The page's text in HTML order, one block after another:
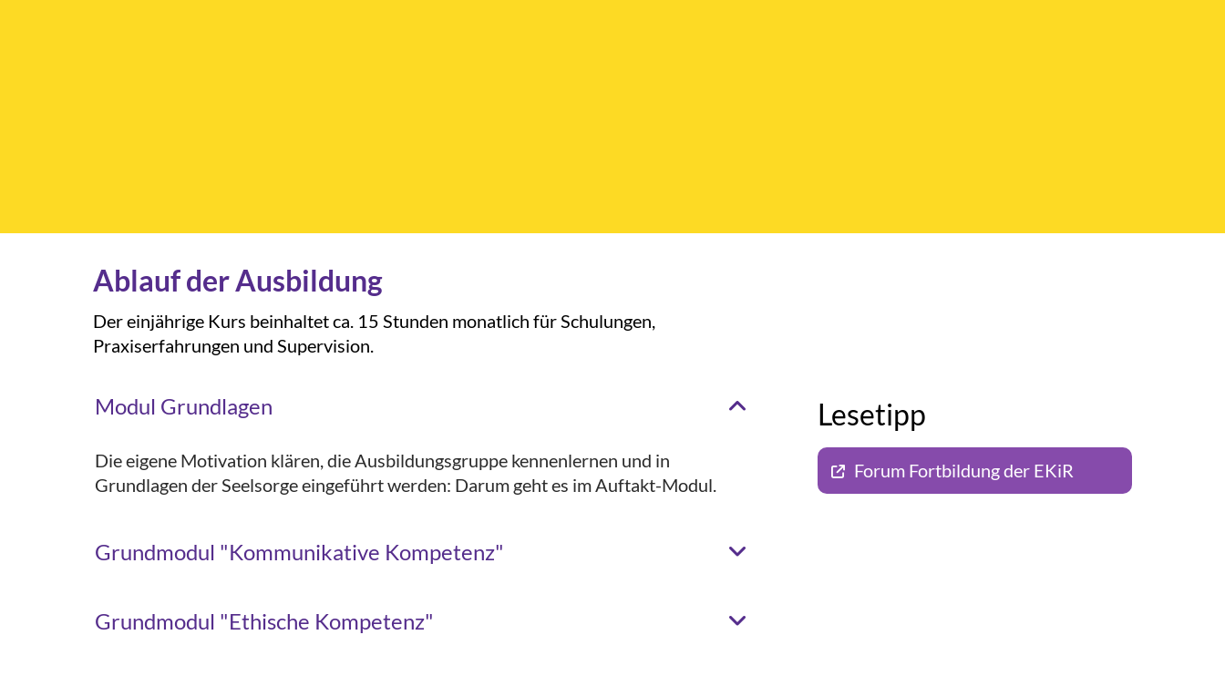
Ablauf der Ausbildung
Der einjährige Kurs beinhaltet ca. 15 Stunden monatlich für Schulungen,
Praxiserfahrungen und Supervision.
Modul Grundlagen
Die eigene Motivation klären, die Ausbildungsgruppe kennenlernen und in
Grundlagen der Seelsorge eingeführt werden: Darum geht es im Auftakt-Modul.
Grundmodul "Kommunikative Kompetenz"
Grundmodul "Ethische Kompetenz"
Lesetipp
Forum Fortbildung der EKiR